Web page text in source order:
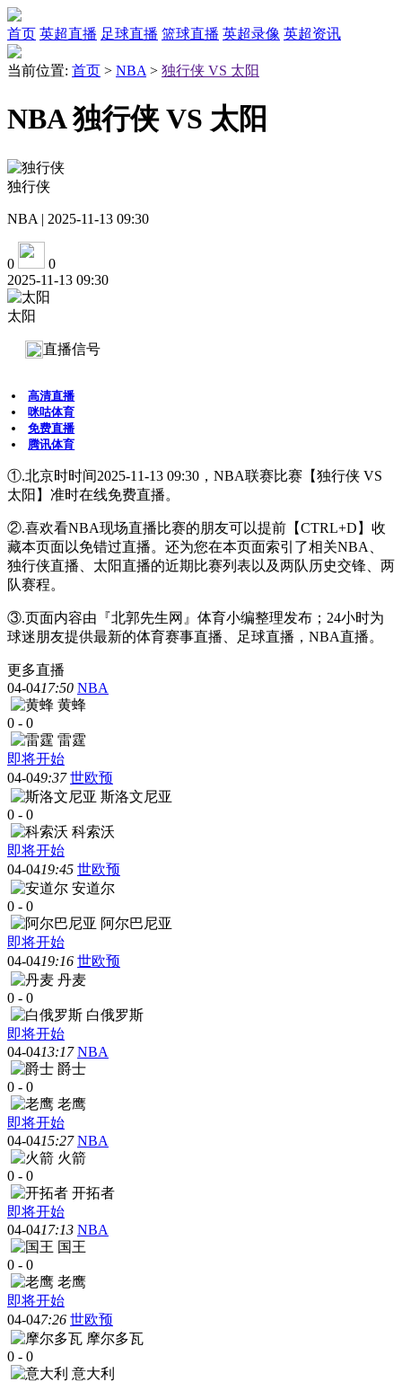
首页 英超直播 足球直播 篮球直播 英超录像 英超资讯
当前位置: 首页 > NBA > 独行侠 VS 太阳
NBA 独行侠 VS 太阳
独行侠
NBA | 2025-11-13 09:30
0
0
2025-11-13 09:30
太阳
直播信号
高清直播
咪咕体育
免费直播
腾讯体育
①.北京时时间2025-11-13 09:30，NBA联赛比赛【独行侠 VS
太阳】准时在线免费直播。
②.喜欢看NBA现场直播比赛的朋友可以提前【CTRL+D】收
藏本页面以免错过直播。还为您在本页面索引了相关NBA、
独行侠直播、太阳直播的近期比赛列表以及两队历史交锋、两
队赛程。
③.页面内容由『北郭先生网』体育小编整理发布；24小时为
球迷朋友提供最新的体育赛事直播、足球直播，NBA直播。
更多直播
04-0417:50 NBA
黄蜂
0 - 0
雷霆
即将开始
04-049:37 世欧预
斯洛文尼亚
0 - 0
科索沃
即将开始
04-0419:45 世欧预
安道尔
0 - 0
阿尔巴尼亚
即将开始
04-0419:16 世欧预
丹麦
0 - 0
白俄罗斯
即将开始
04-0413:17 NBA
爵士
0 - 0
老鹰
即将开始
04-0415:27 NBA
火箭
0 - 0
开拓者
即将开始
04-0417:13 NBA
国王
0 - 0
老鹰
即将开始
04-047:26 世欧预
摩尔多瓦
0 - 0
意大利